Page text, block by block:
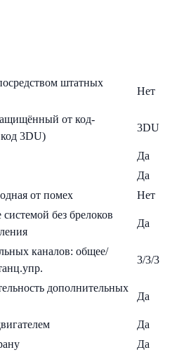
штатных
Нет
от код-
3DU)
3DU
Да
Да
от помех
Нет
без брелоков
Да
каналов: общее/
3/3/3
дополнительных
Да
Да
Да